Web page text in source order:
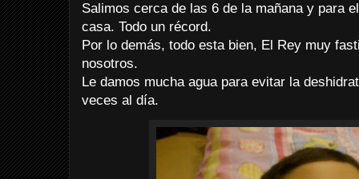
Salimos cerca de las 6 de la mañana y para
casa. Todo un récord.
Por lo demás, todo esta bien, El Rey muy
nosotros.
Le damos mucha agua para evitar la
veces al día.